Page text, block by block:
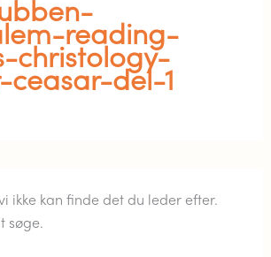
reading-
christology-
ceasar-del-1
ikke kan finde det du leder efter.
søge.